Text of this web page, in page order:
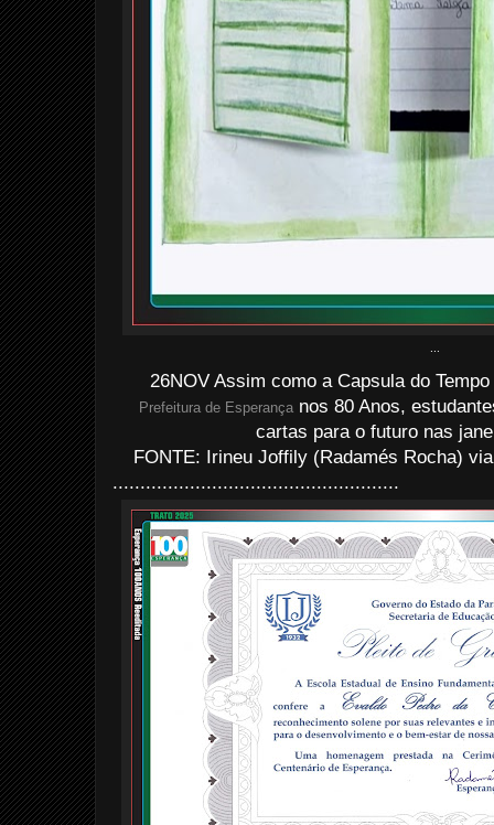
26NOV Assim como a Capsula do
Prefeitura de Esperança nos 80 Anos,
cartas para o futuro nas
FONTE: Irineu Joffily (Radamés Rocha)
....................................................